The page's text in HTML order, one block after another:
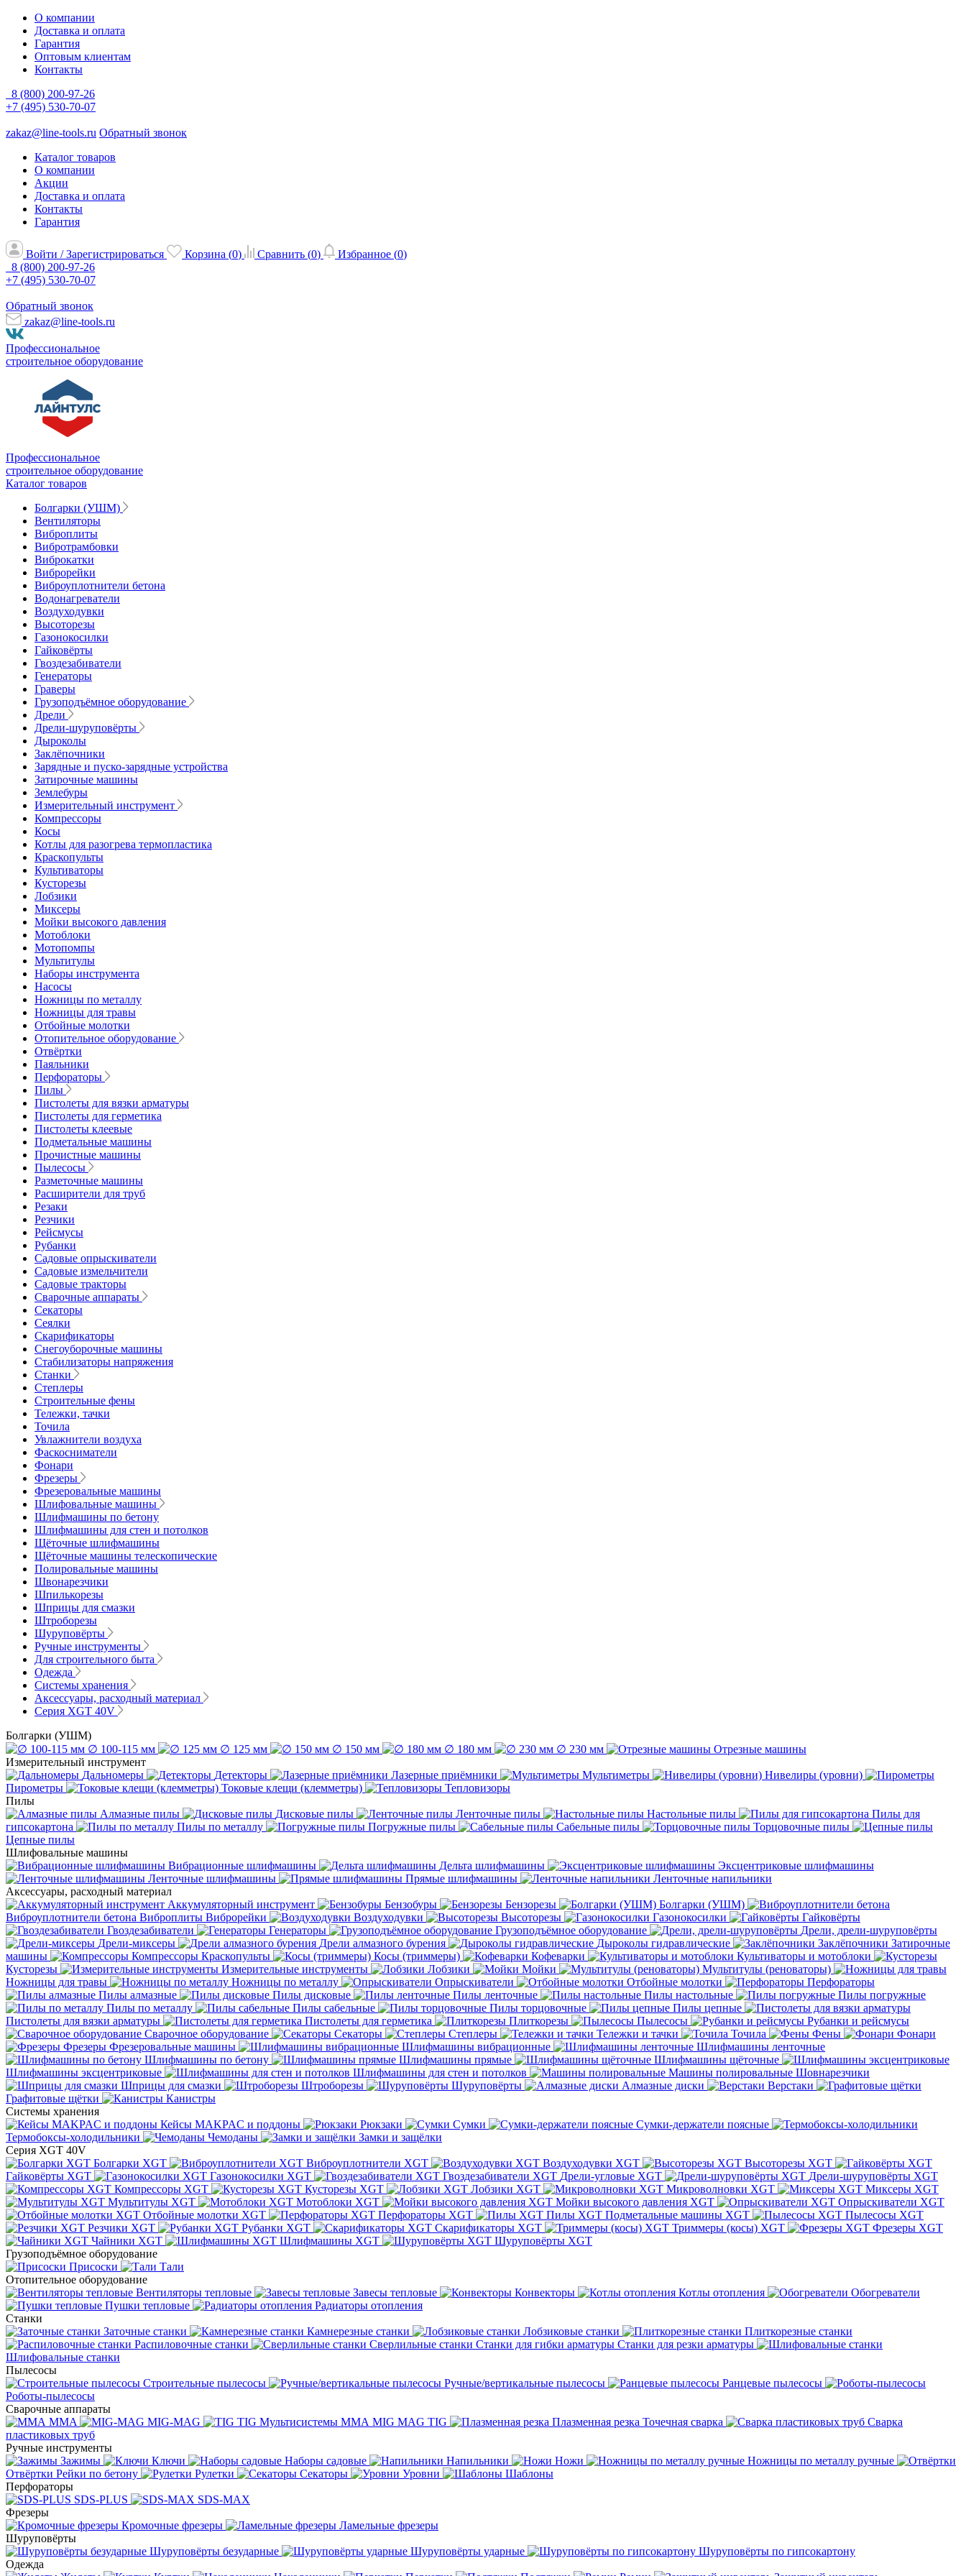
О компании
Доставка и оплата
Гарантия
Оптовым клиентам
Контакты
8 (800) 200-97-26
+7 (495) 530-70-07
zakaz@line-tools.ru Обратный звонок
Каталог товаров
О компании
Акции
Доставка и оплата
Контакты
Гарантия
Войти / Зарегистрироваться Корзина (0) Сравнить (0) Избранное (0)
8 (800) 200-97-26
+7 (495) 530-70-07
Обратный звонок
zakaz@line-tools.ru
Профессиональное
строительное оборудование
Профессиональное
строительное оборудование
Каталог товаров
Болгарки (УШМ)
Вентиляторы
Виброплиты
Вибротрамбовки
Виброкатки
Виброрейки
Виброуплотнители бетона
Водонагреватели
Воздуходувки
Высоторезы
Газонокосилки
Гайковёрты
Гвоздезабиватели
Генераторы
Граверы
Грузоподъёмное оборудование
Дрели
Дрели-шуруповёрты
Дыроколы
Заклёпочники
Зарядные и пуско-зарядные устройства
Затирочные машины
Землебуры
Измерительный инструмент
Компрессоры
Косы
Котлы для разогрева термопластика
Краскопульты
Культиваторы
Кусторезы
Лобзики
Миксеры
Мойки высокого давления
Мотоблоки
Мотопомпы
Мультитулы
Наборы инструмента
Насосы
Ножницы по металлу
Ножницы для травы
Отбойные молотки
Отопительное оборудование
Отвёртки
Паяльники
Перфораторы
Пилы
Пистолеты для вязки арматуры
Пистолеты для герметика
Пистолеты клеевые
Подметальные машины
Прочистные машины
Пылесосы
Разметочные машины
Расширители для труб
Резаки
Резчики
Рейсмусы
Рубанки
Садовые опрыскиватели
Садовые измельчители
Садовые тракторы
Сварочные аппараты
Секаторы
Сеялки
Скарификаторы
Снегоуборочные машины
Стабилизаторы напряжения
Станки
Степлеры
Строительные фены
Тележки, тачки
Точила
Увлажнители воздуха
Фаскосниматели
Фонари
Фрезеры
Фрезеровальные машины
Шлифовальные машины
Шлифмашины по бетону
Шлифмашины для стен и потолков
Щёточные шлифмашины
Щёточные машины телескопические
Полировальные машины
Швонарезчики
Шпилькорезы
Шприцы для смазки
Штроборезы
Шуруповёрты
Ручные инструменты
Для строительного быта
Одежда
Системы хранения
Аксессуары, расходный материал
Серия XGT 40V
Болгарки (УШМ)
∅ 100-115 мм
∅ 125 мм ∅ 150 мм ∅ 180 мм ∅ 230 мм
Отрезные машины
Измерительный инструмент
Дальномеры
Детекторы Лазерные приёмники Мультиметры
Нивелиры (уровни)
Пирометры
Токовые клещи (клемметры)
Тепловизоры
Пилы
Алмазные пилы
Дисковые пилы Ленточные пилы Настольные пилы
Пилы для
гипсокартона
Пилы по металлу Погружные пилы Сабельные пилы
Торцовочные пилы
Цепные пилы
Шлифовальные машины
Вибрационные шлифмашины
Дельта шлифмашины
Эксцентриковые шлифмашины
Ленточные шлифмашины
Прямые шлифмашины
Ленточные напильники
Аксессуары, расходный материал
Аккумуляторный инструмент
Бензобуры Бензорезы
Болгарки (УШМ)
Виброуплотнители бетона Виброплиты Виброрейки Воздуходувки Высоторезы Газонокосилки
Гайковёрты
Гвоздезабиватели
Генераторы Грузоподъёмное оборудование
Дрели, дрели-шуруповёрты
Дрели-миксеры
Дрели алмазного бурения Дыроколы гидравлические Заклёпочники Затирочные
машины
Компрессоры Краскопульты Косы (триммеры) Кофеварки
Культиваторы и мотоблоки
Кусторезы
Измерительные инструменты Лобзики Мойки
Мультитулы (реноваторы)
Ножницы для травы
Ножницы по металлу Опрыскиватели Отбойные молотки
Перфораторы
Пилы алмазные
Пилы дисковые Пилы ленточные Пилы настольные
Пилы погружные
Пилы по металлу
Пилы сабельные Пилы торцовочные
Пилы цепные
Пистолеты для вязки арматуры
Пистолеты для герметика Плиткорезы Пылесосы
Рубанки и рейсмусы
Сварочное оборудование
Секаторы Степлеры Тележки и тачки Точила Фены
Фонари
Фрезеры Фрезеровальные машины Шлифмашины вибрационные
Шлифмашины ленточные
Шлифмашины по бетону
Шлифмашины прямые
Шлифмашины щёточные
Шлифмашины эксцентриковые
Шлифмашины для стен и потолков Машины полировальные Шовнарезчики
Шприцы для смазки
Штроборезы Шуруповёрты Алмазные диски
Верстаки
Графитовые щётки
Канистры
Системы хранения
Кейсы MAKPAC и поддоны
Рюкзаки Сумки
Сумки-держатели поясные
Термобоксы-холодильники
Чемоданы
Замки и защёлки
Серия XGT 40V
Болгарки XGT
Виброуплотнители XGT Воздуходувки XGT
Высоторезы XGT
Гайковёрты XGT
Газонокосилки XGT Гвоздезабиватели XGT Дрели-угловые XGT
Дрели-шуруповёрты XGT
Компрессоры XGT
Кусторезы XGT Лобзики XGT Микроволновки XGT
Миксеры XGT
Мультитулы XGT
Мотоблоки XGT Мойки высокого давления XGT
Опрыскиватели XGT
Отбойные молотки XGT
Перфораторы XGT Пилы XGT Подметальные машины XGT
Пылесосы XGT
Резчики XGT
Рубанки XGT Скарификаторы XGT Триммеры (косы) XGT
Фрезеры XGT
Чайники XGT
Шлифмашины XGT
Шуруповёрты XGT
Грузоподъёмное оборудование
Присоски
Тали
Отопительное оборудование
Вентиляторы тепловые
Завесы тепловые Конвекторы Котлы отопления
Обогреватели
Пушки тепловые
Радиаторы отопления
Станки
Заточные станки
Камнерезные станки Лобзиковые станки
Плиткорезные станки
Распиловочные станки
Сверлильные станки Станки для гибки арматуры Станки для резки арматуры
Шлифовальные станки
Пылесосы
Строительные пылесосы
Ручные/вертикальные пылесосы
Ранцевые пылесосы
Роботы-пылесосы
Сварочные аппараты
MMA
MIG-MAG TIG Мультисистемы ММА MIG MAG TIG Плазменная резка Точечная сварка
Cварка
пластиковых труб
Ручные инструменты
Зажимы
Ключи Наборы садовые Напильники Ножи
Ножницы по металлу ручные
Отвёртки Рейки по бетону Рулетки Секаторы Уровни
Шаблоны
Перфораторы
SDS-PLUS
SDS-MAX
Фрезеры
Кромочные фрезеры
Ламельные фрезеры
Шуруповёрты
Шуруповёрты безударные
Шуруповёрты ударные
Шуруповёрты по гипсокартону
Одежда